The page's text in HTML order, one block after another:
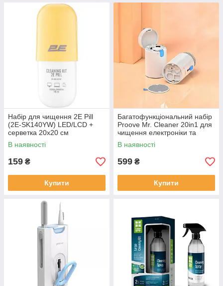
Набір для чищення 2E Pill
(2E-SK140YW) LED/LCD +
серветка 20х20 см
White/Yellow
В наявності
159 ₴
Купити
Багатофункціональний набір
Proove Mr. Cleaner 20in1 для
чищення електроніки та
ґаджетів White
(MCS00002002)
В наявності
599 ₴
Купити